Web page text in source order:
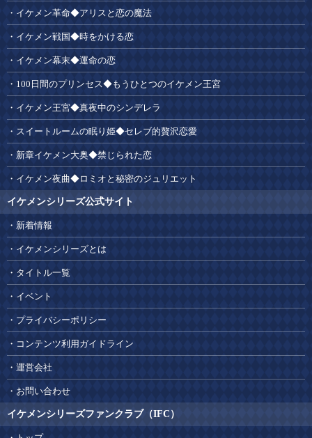
イケメン革命◆アリスと恋の魔法
イケメン戦国◆時をかける恋
イケメン幕末◆運命の恋
100日間のプリンセス◆もうひとつのイケメン王宮
イケメン王宮◆真夜中のシンデレラ
スイートルームの眠り姫◆セレブ的贅沢恋愛
新章イケメン大奥◆禁じられた恋
イケメン夜曲◆ロミオと秘密のジュリエット
イケメンシリーズ公式サイト
新着情報
イケメンシリーズとは
タイトル一覧
イベント
プライバシーポリシー
コンテンツ利用ガイドライン
運営会社
お問い合わせ
イケメンシリーズファンクラブ（IFC）